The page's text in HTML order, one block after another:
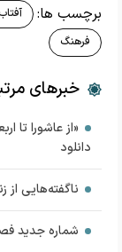
برچسب ها:
فرهنگ
خبرهای
«از عاشورا تا
دانلود
ناگفته‌هایی
شماره جدید